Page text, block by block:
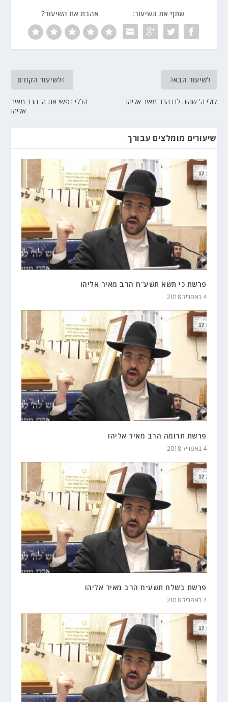
שתף את השיעור: אהבת את השיעור?
לשיעור הקודם
הללי נפשי את ה' הרב מאיר
אליהו
לשיעור הבא
לולי ה' שהיה לנו הרב מאיר אליהו
שיעורים מומלצים עבורך
פרשת כי תשא תשע"ח הרב מאיר אליהו
4 באפריל 2018
פרשת תרומה הרב מאיר אליהו
4 באפריל 2018
פרשת בשלח תשע״ח הרב מאיר אליהו
4 באפריל 2018